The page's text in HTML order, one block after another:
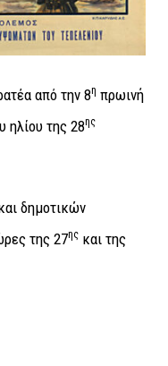
από την 8η πρωινή
ηλίου της 28ης
δημοτικών
της 27ης και της